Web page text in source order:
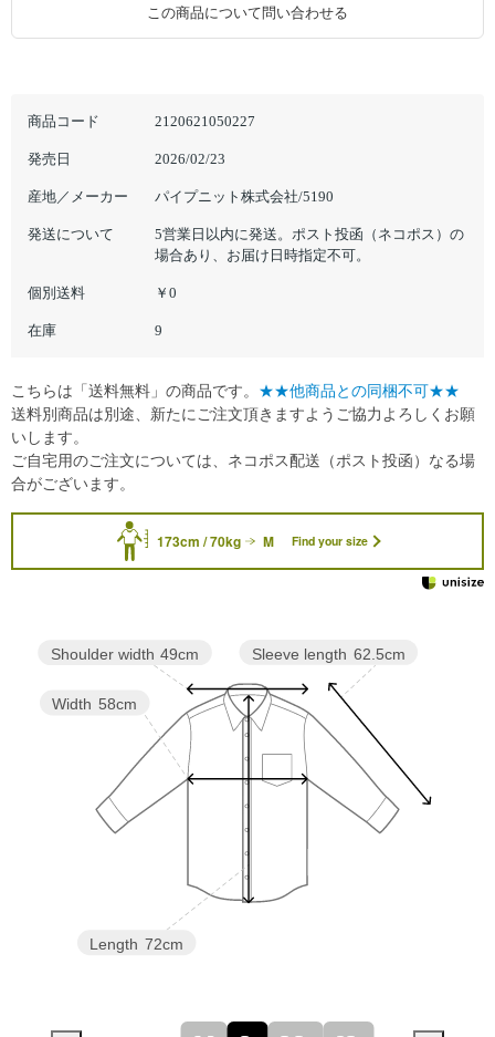
商品コード 2120621050227
発売日 2026/02/23
産地／メーカー パイプニット株式会社/5190
発送について
5営業日以内に発送。ポスト投函（ネコポス）の
場合あり、お届け日時指定不可。
個別送料 ￥0
在庫 9
この商品について問い合わせる
173cm / 70kg M Find your size
Sleeve length 62.5cm
Length 72cm
Width 58cm
Shoulder width 49cm
こちらは「送料無料」の商品です。 ★★他商品との同梱不可★★
送料別商品は別途、新たにご注文頂きますようご協力よろしくお願
いします。
ご自宅用のご注文については、ネコポス配送（ポスト投函）なる場
合がございます。